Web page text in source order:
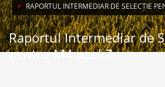
RAPORTUL INTERMEDIAR DE SELECȚIE
Raportul Intermediar de
pentru M4 apel 7